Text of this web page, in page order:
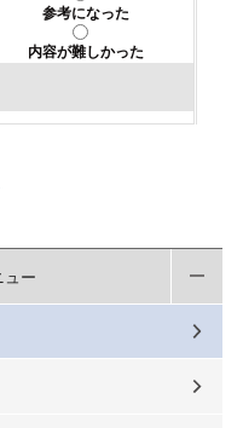
参考になった
内容が難しかった
ー